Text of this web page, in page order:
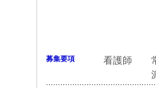
募集要項
看護師 常
派遣業